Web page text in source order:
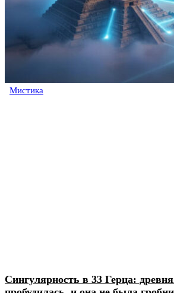
Мистика
Сингулярность в 33 Герца: